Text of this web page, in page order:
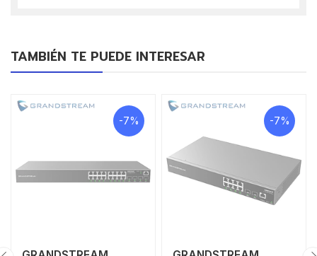
TAMBIÉN TE PUEDE INTERESAR
-7% -7%